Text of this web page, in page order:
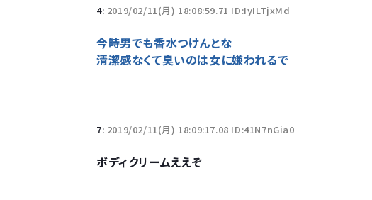
【悲報】柄付きのワイシャツにこういう靴を履いてるサラリーマン
4: 2019/02/11(月) 18:08:59.71 ID:IyILTjxMd
今時男でも香水つけんとな
清潔感なくて臭いのは女に嫌われるで
7: 2019/02/11(月) 18:09:17.08 ID:41N7nGia0
ボディクリームええぞ